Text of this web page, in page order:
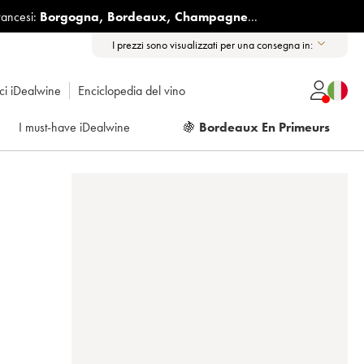
Borgogna, Bordeaux, Champagne...
I prezzi sono visualizzati per una consegna in:
iDealwine Enciclopedia del vino
I must-have iDealwine 🍇 Bordeaux En Primeurs